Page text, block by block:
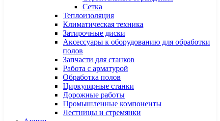
Сетка
Теплоизоляция
Климатическая техника
Затирочные диски
Аксессуары к оборудованию для обработки
полов
Запчасти для станков
Работа с арматурой
Обработка полов
Циркулярные станки
Дорожные работы
Промышленные компоненты
Лестницы и стремянки